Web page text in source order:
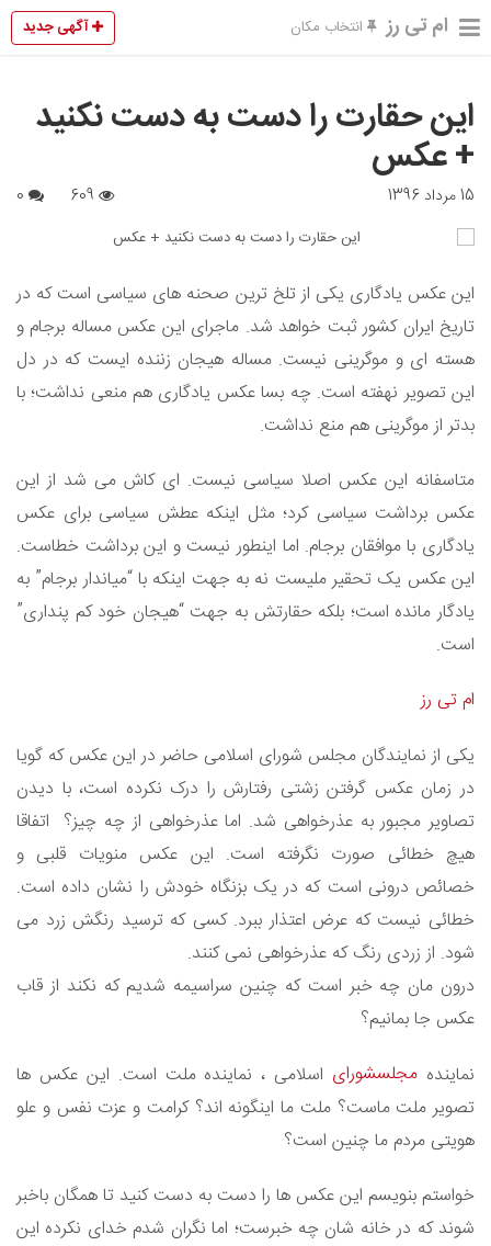
ام تی رز انتخاب مکان آگهی جدید
این حقارت را دست به دست نکنید
+ عکس
15 مرداد 1396
این عکس یادگاری یکی از تلخ ترین صحنه های سیاسی است که در
تاریخ ایران کشور ثبت خواهد شد. ماجرای این عکس مساله برجام و
هسته ای و موگرینی نیست. مساله هیجان زننده ایست که در دل
این تصویر نهفته است. چه بسا عکس یادگاری هم منعی نداشت؛ با
بدتر از موگرینی هم منع نداشت.
متاسفانه این عکس اصلا سیاسی نیست. ای کاش می شد از این
عکس برداشت سیاسی کرد؛ مثل اینکه عطش سیاسی برای عکس
یادگاری با موافقان برجام. اما اینطور نیست و این برداشت خطاست.
این عکس یک تحقیر ملیست نه به جهت اینکه با “میاندار برجام” به
یادگار مانده است؛ بلکه حقارتش به جهت “هیجان خود کم پنداری”
است.
ام تی رز
یکی از نمایندگان مجلس شورای اسلامی حاضر در این عکس که گویا
در زمان عکس گرفتن زشتی رفتارش را درک نکرده است، با دیدن
تصاویر مجبور به عذرخواهی شد. اما عذرخواهی از چه چیز؟ اتفاقا
هیچ خطائی صورت نگرفته است. این عکس منویات قلبی و
خصائص درونی است که در یک بزنگاه خودش را نشان داده است.
خطائی نیست که عرض اعتذار ببرد. کسی که ترسید رنگش زرد می
شود. از زردی رنگ که عذرخواهی نمی کنند.
درون مان چه خبر است که چنین سراسیمه شدیم که نکند از قاب
عکس جا بمانیم؟
نماینده مجلسشورای اسلامی ، نماینده ملت است. این عکس ها
تصویر ملت ماست؟ ملت ما اینگونه اند؟ کرامت و عزت نفس و علو
هویتی مردم ما چنین است؟
خواستم بنویسم این عکس ها را دست به دست کنید تا همگان باخبر
شوند که در خانه شان چه خبرست؛ اما نگران شدم خدای نکرده این